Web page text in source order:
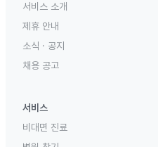
서비스 소개
제휴 안내
소식 · 공지
채용 공고
서비스
비대면 진료